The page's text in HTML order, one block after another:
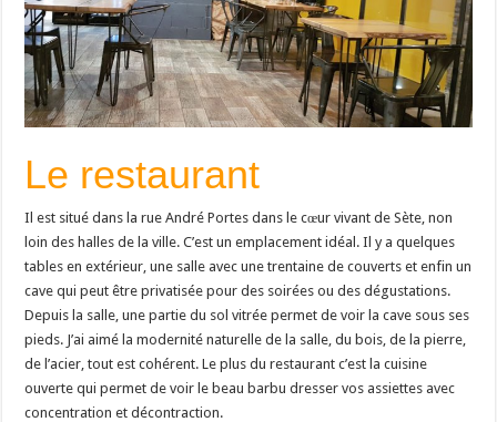
Le restaurant
Il est situé dans la rue André Portes dans le cœur vivant de Sète, non
loin des halles de la ville. C’est un emplacement idéal. Il y a quelques
tables en extérieur, une salle avec une trentaine de couverts et enfin un
cave qui peut être privatisée pour des soirées ou des dégustations.
Depuis la salle, une partie du sol vitrée permet de voir la cave sous ses
pieds. J’ai aimé la modernité naturelle de la salle, du bois, de la pierre,
de l’acier, tout est cohérent. Le plus du restaurant c’est la cuisine
ouverte qui permet de voir le beau barbu dresser vos assiettes avec
concentration et décontraction.